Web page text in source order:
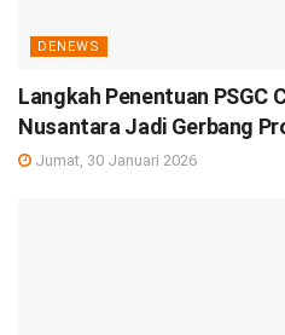
DENEWS
Langkah Penentuan PSGC
Nusantara Jadi Gerbang
Jumat, 30 Januari 2026